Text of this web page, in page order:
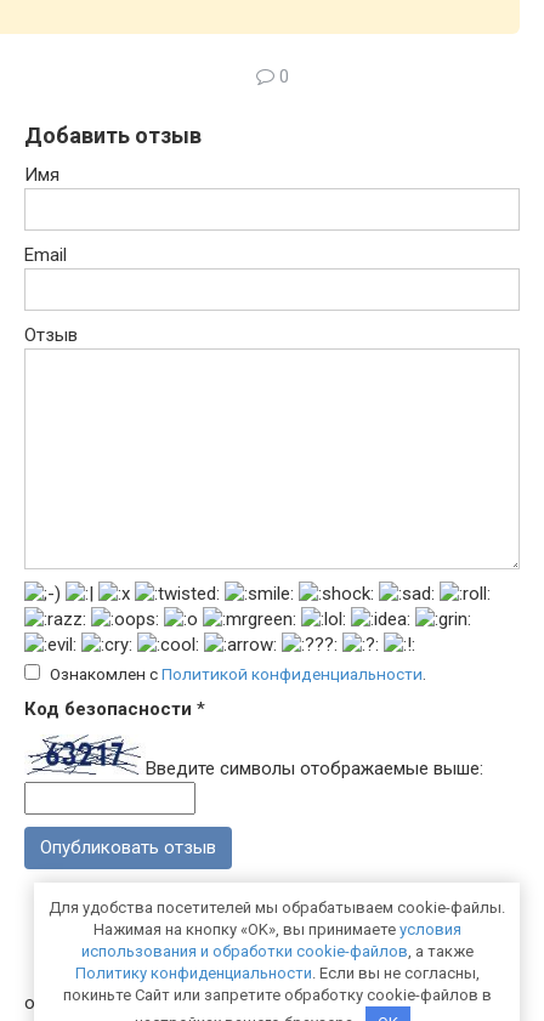
0
Добавить отзыв
Имя
Email
Отзыв
Ознакомлен сПолитикой конфиденциальности
Код безопасности *
Введите символы отображаемые выше:
otzyvyprovse.com 2026
Для удобства посетителей мы обрабатываем cookie-файлы.
Нажимая на кнопку «OK», вы принимаете условия
использования и обработки cookie-файлов , а также
Политику конфиденциальности . Если вы не согласны,
покиньте Сайт или запретите обработку cookie-файлов в